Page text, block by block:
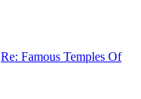
Re: Famous Temples Of